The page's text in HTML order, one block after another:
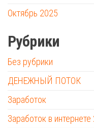
Октябрь 2025
Рубрики
Без рубрики
ДЕНЕЖНЫЙ ПОТОК
Заработок
Заработок в